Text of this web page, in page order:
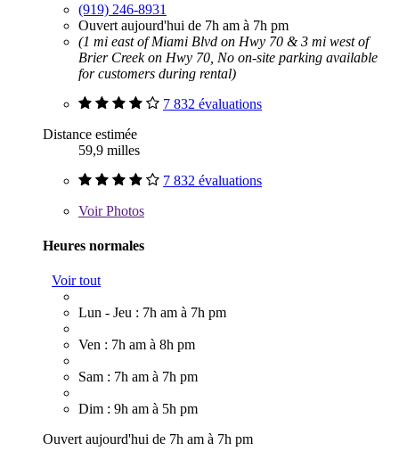
(919) 246-8931
Ouvert aujourd'hui de 7h am à 7h pm
(1 mi east of Miami Blvd on Hwy 70 & 3 mi west of
Brier Creek on Hwy 70, No on-site parking available
for customers during rental)
7 832 évaluations
Distance estimée
59,9 milles
7 832 évaluations
VoirPhotos
Heures normales
Voir tout
Lun - Jeu : 7h am à 7h pm
Ven : 7h am à 8h pm
Sam : 7h am à 7h pm
Dim : 9h am à 5h pm
Ouvert aujourd'hui de 7h am à 7h pm